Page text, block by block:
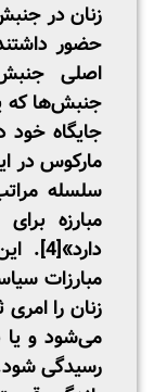
زنان در
حضور
اصلی
جنبش‌ها که
جایگاه خود
مارکوس در
سلسله
مبارزه
دارد»[4]
.
مبارزات
زنان را
می‌شود و یا
رسیدگی